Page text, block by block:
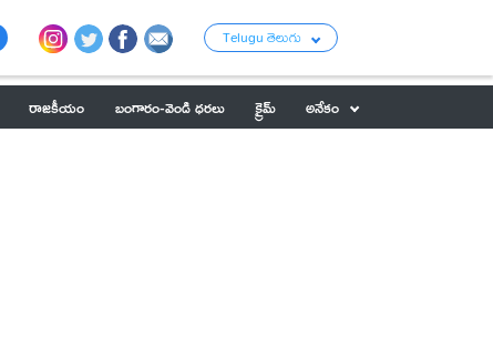
Telugu తెలుగు
రాజకీయం బంగారం-వెండి ధరలు క్రైమ్
అనేకం